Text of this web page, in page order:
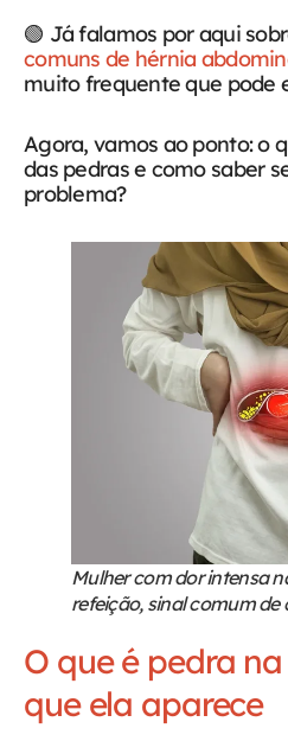
🟢 Já falamos por aqui
comuns de hérnia
muito frequente que pode
Agora, vamos ao ponto: o
das pedras e como saber
problema?
Mulher com dor intensa
refeição, sinal comum de
O que é pedra
que ela aparece